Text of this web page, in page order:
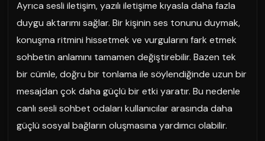
Ayrıca sesli iletişim, yazılı iletişime kıyasla daha fazla
duygu aktarımı sağlar. Bir kişinin ses tonunu duymak,
konuşma ritmini hissetmek ve vurgularını fark etmek
sohbetin anlamını tamamen değiştirebilir. Bazen tek
bir cümle, doğru bir tonlama ile söylendiğinde uzun bir
mesajdan çok daha güçlü bir etki yaratır. Bu nedenle
canlı sesli sohbet odaları kullanıcılar arasında daha
güçlü sosyal bağların oluşmasına yardımcı olabilir.